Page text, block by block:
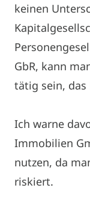
keinen
GbR, kann
tätig sein, das
Ich warne
Immobilien
nutzen, da
riskiert.